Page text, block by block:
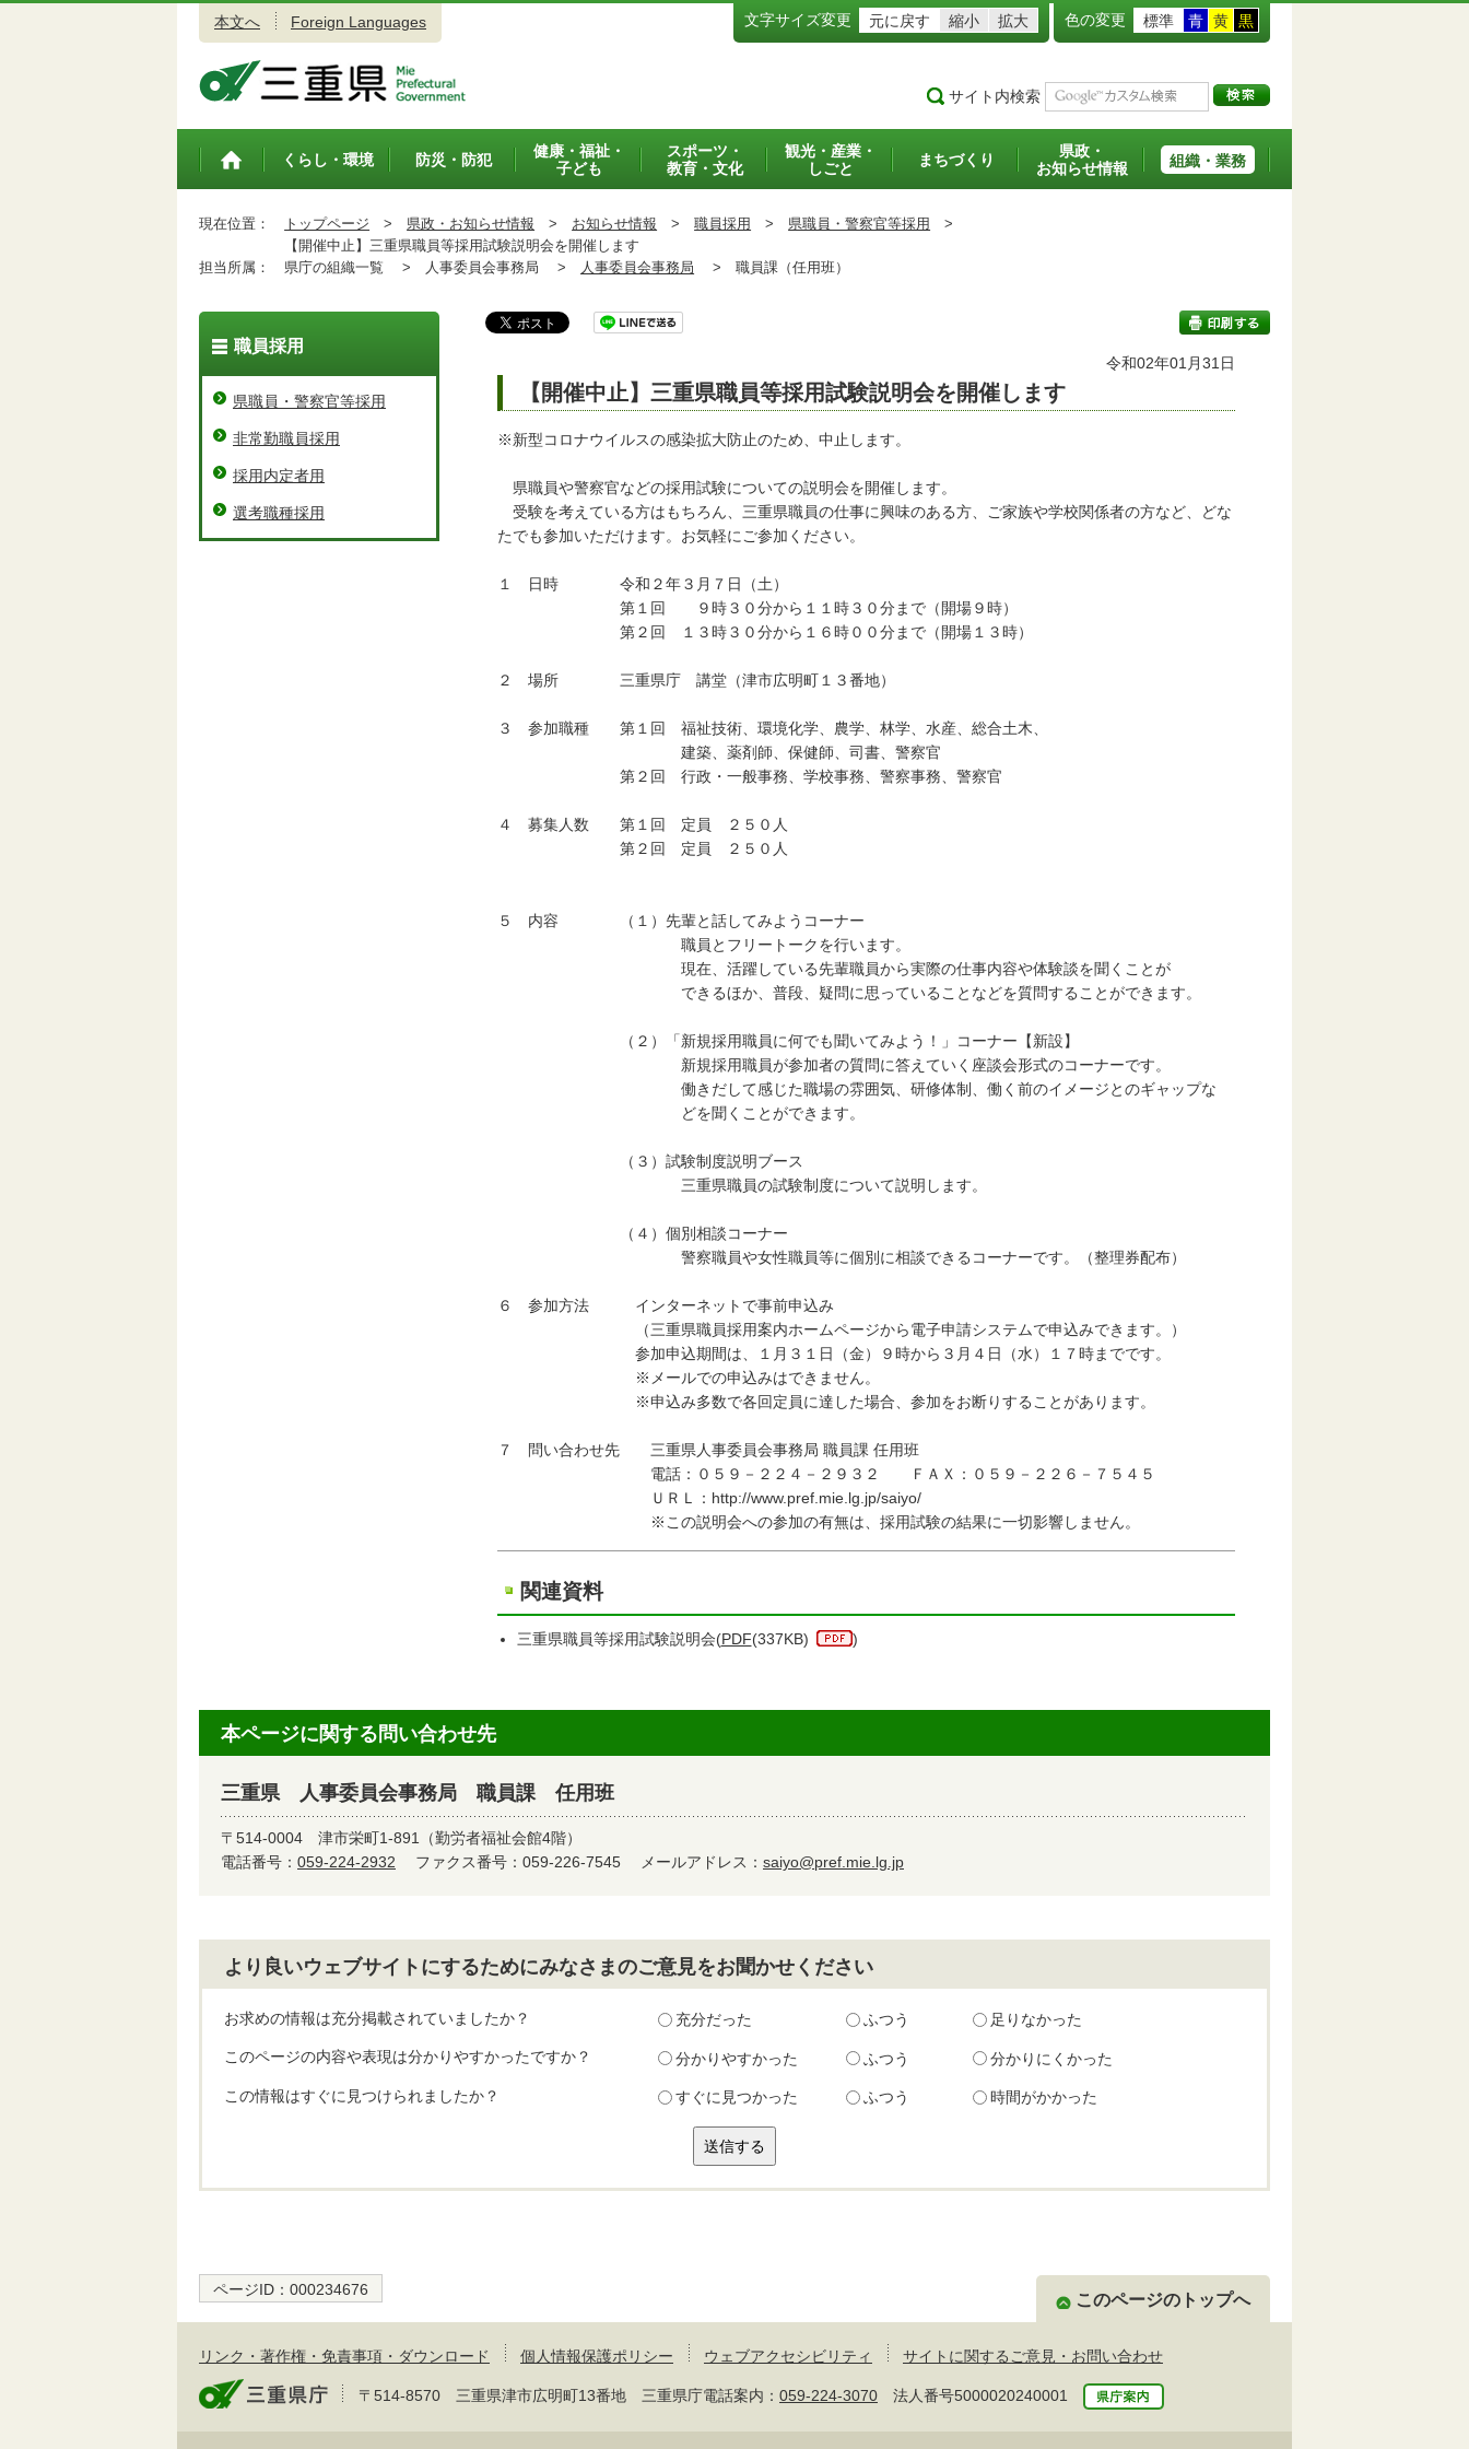
本文へ Foreign Languages 文字サイズ変更 元に戻す 縮小 拡大 色の変更 標準 青 黄 黒
サイト内検索
トップペ
くらし・環境 防災・防犯
健康・福祉・
子ども
スポーツ・
教育・文化
観光・産業・
しごと
まちづくり
県政・
お知らせ情報
組織・業務
現在位置： トップページ > 県政・お知らせ情報 > お知らせ情報 > 職員採用 > 県職員・警察官等採用
>
【開催中止】三重県職員等採用試験説明会を開催します
担当所属：
県庁の組織一覧 > 人事委員会事務局 > 人事委員会事務局 > 職員課（任用班）
印刷する
令和02年01月31日
【開催中止】三重県職員等採用試験説明会を開催します
※新型コロナウイルスの感染拡大防止のため、中止します。
県職員や警察官などの採用試験についての説明会を開催します。
受験を考えている方はもちろん、三重県職員の仕事に興味のある方、ご家族や学校関係者の方など、どな
たでも参加いただけます。お気軽にご参加ください。
１ 日時 令和２年３月７日（土）
第１回 ９時３０分から１１時３０分まで（開場９時）
第２回 １３時３０分から１６時００分まで（開場１３時）
２ 場所 三重県庁 講堂（津市広明町１３番地）
３ 参加職種 第１回 福祉技術、環境化学、農学、林学、水産、総合土木、
建築、薬剤師、保健師、司書、警察官
第２回 行政・一般事務、学校事務、警察事務、警察官
４ 募集人数 第１回 定員 ２５０人
第２回 定員 ２５０人
５ 内容 （１）先輩と話してみようコーナー
職員とフリートークを行います。
現在、活躍している先輩職員から実際の仕事内容や体験談を聞くことが
できるほか、普段、疑問に思っていることなどを質問することができます。
（２）「新規採用職員に何でも聞いてみよう！」コーナー【新設】
新規採用職員が参加者の質問に答えていく座談会形式のコーナーです。
働きだして感じた職場の雰囲気、研修体制、働く前のイメージとのギャップな
どを聞くことができます。
（３）試験制度説明ブース
三重県職員の試験制度について説明します。
（４）個別相談コーナー
警察職員や女性職員等に個別に相談できるコーナーです。（整理券配布）
６ 参加方法 インターネットで事前申込み
（三重県職員採用案内ホームページから電子申請システムで申込みできます。）
参加申込期間は、１月３１日（金）９時から３月４日（水）１７時までです。
※メールでの申込みはできません。
※申込み多数で各回定員に達した場合、参加をお断りすることがあります。
７ 問い合わせ先 三重県人事委員会事務局 職員課 任用班
電話：０５９－２２４－２９３２ ＦＡＸ：０５９－２２６－７５４５
ＵＲＬ：http://www.pref.mie.lg.jp/saiyo/
※この説明会への参加の有無は、採用試験の結果に一切影響しません。
関連資料
三重県職員等採用試験説明会(PDF(337KB) )
職員採用
県職員・警察官等採用
非常勤職員採用
採用内定者用
選考職種採用
本ページに関する問い合わせ先
三重県 人事委員会事務局 職員課 任用班
〒514-0004 津市栄町1-891（勤労者福祉会館4階）
電話番号： 059-224-2932 ファクス番号：059-226-7545 メールアドレス： saiyo@pref.mie.lg.jp
より良いウェブサイトにするためにみなさまのご意見をお聞かせください
お求めの情報は充分掲載されていましたか？ 充分だった ふつう 足りなかった
このページの内容や表現は分かりやすかったですか？ 分かりやすかった ふつう 分かりにくかった
この情報はすぐに見つけられましたか？ すぐに見つかった ふつう 時間がかかった
ページID： 000234676
このページのトップへ
リンク・著作権・免責事項・ダウンロード 個人情報保護ポリシー ウェブアクセシビリティ サイトに関するご意見・お問い合わせ
〒514-8570 三重県津市広明町13番地 三重県庁電話案内： 059-224-3070 法人番号5000020240001